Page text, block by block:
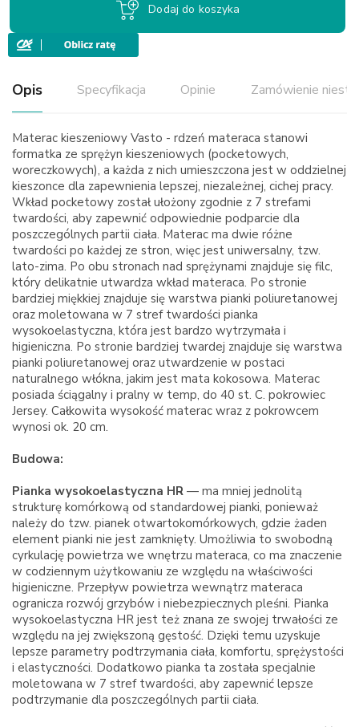
Dodaj do koszyka
Opis Specyfikacja Opinie Zamówienie
Materac kieszeniowy Vasto - rdzeń materaca stanowi
formatka ze sprężyn kieszeniowych (pocketowych,
woreczkowych), a każda z nich umieszczona jest w oddzielnej
kieszonce dla zapewnienia lepszej, niezależnej, cichej pracy.
Wkład pocketowy został ułożony zgodnie z 7 strefami
twardości, aby zapewnić odpowiednie podparcie dla
poszczególnych partii ciała. Materac ma dwie różne
twardości po każdej ze stron, więc jest uniwersalny, tzw.
lato-zima. Po obu stronach nad sprężynami znajduje się filc,
który delikatnie utwardza wkład materaca. Po stronie
bardziej miękkiej znajduje się warstwa pianki poliuretanowej
oraz moletowana w 7 stref twardości pianka
wysokoelastyczna, która jest bardzo wytrzymała i
higieniczna. Po stronie bardziej twardej znajduje się warstwa
pianki poliuretanowej oraz utwardzenie w postaci
naturalnego włókna, jakim jest mata kokosowa. Materac
posiada ściągalny i pralny w temp, do 40 st. C. pokrowiec
Jersey. Całkowita wysokość materac wraz z pokrowcem
wynosi ok. 20 cm.
Budowa:
Pianka wysokoelastyczna HR — ma mniej jednolitą
strukturę komórkową od standardowej pianki, ponieważ
należy do tzw. pianek otwartokomórkowych, gdzie żaden
element pianki nie jest zamknięty. Umożliwia to swobodną
cyrkulację powietrza we wnętrzu materaca, co ma znaczenie
w codziennym użytkowaniu ze względu na właściwości
higieniczne. Przepływ powietrza wewnątrz materaca
ogranicza rozwój grzybów i niebezpiecznych pleśni. Pianka
wysokoelastyczna HR jest też znana ze swojej trwałości ze
względu na jej zwiększoną gęstość. Dzięki temu uzyskuje
lepsze parametry podtrzymania ciała, komfortu, sprężystości
i elastyczności. Dodatkowo pianka ta została specjalnie
moletowana w 7 stref twardości, aby zapewnić lepsze
podtrzymanie dla poszczególnych partii ciała.